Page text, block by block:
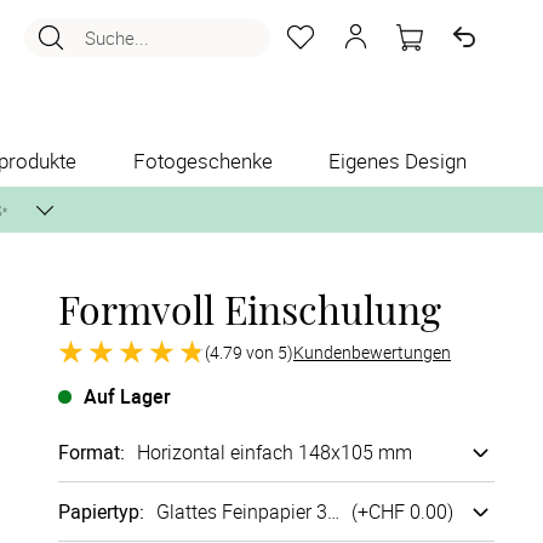
Suche...
Fotogeschenke Eigenes Design
per Post zusenden.
Formvoll Einschulung
(4.79 von 5)Kundenbewertungen
Auf Lager
Format: Horizontal einfach 148x105 mm
Papiertyp: Glattes Fein­papier 300g/m² (+CHF 0.00)